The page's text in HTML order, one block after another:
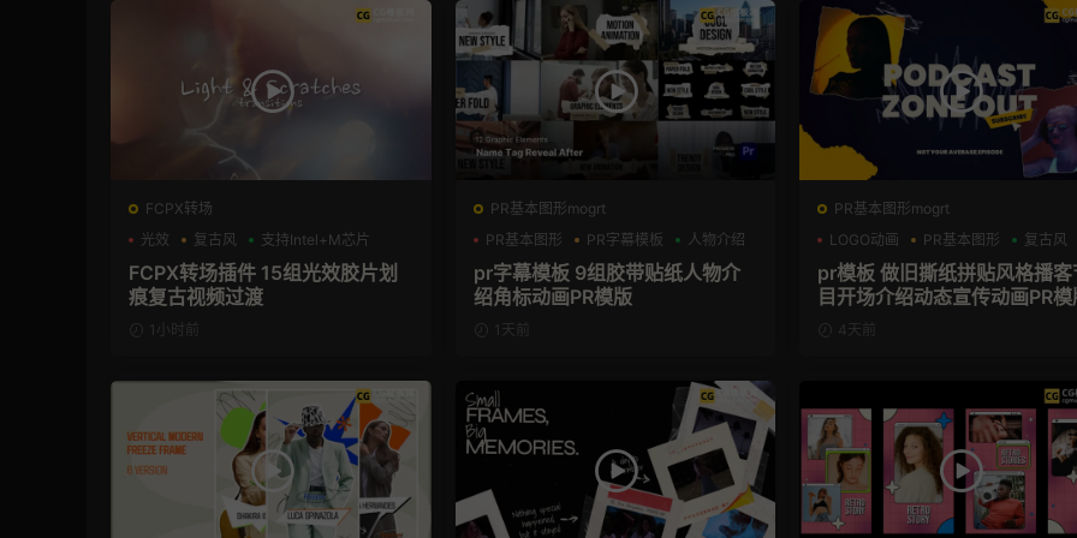
FCPX转场
光效
复古风 支持Intel+M芯片
FCPX转场插件 15组光效胶片划
痕复古视频过渡
1小时前
PR基本图形mogrt
PR基本图形
PR字幕模板 人物介绍
pr字幕模板 9组胶带贴纸人物介
绍角标动画PR模版
1天前
PR基本图形mogrt
LOGO动画
PR基本图形 复古风
pr模板 做旧撕纸拼贴风格播客
目开场介绍动态宣传动画PR
4天前